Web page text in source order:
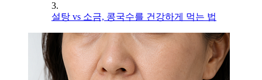
3.
설탕 vs 소금, 콩국수를 건강하게 먹는 법